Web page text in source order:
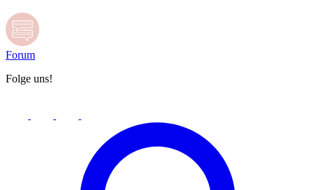
Forum
Folge uns!